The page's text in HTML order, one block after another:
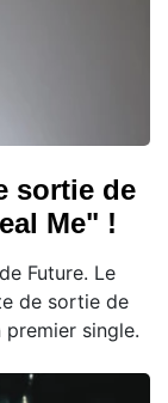
sortie de
Me" !
Future. Le
de sortie de
single.